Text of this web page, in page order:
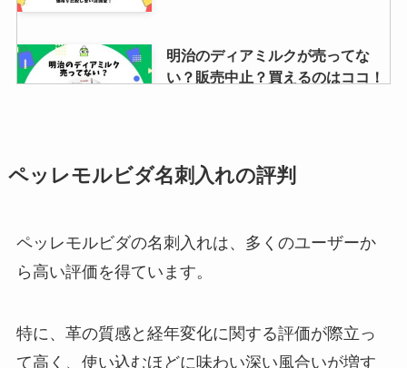
明治のディアミルクが売ってな
い？販売中止？買えるのはココ！
エアドッグは怪しい？消費者庁か
コアラマットレスとエアウィーヴ
おすすめの人を紹介
ペッレモルビダ名刺入れの評判
ペッレモルビダの名刺入れは、多くのユーザーか
ら高い評価を得ています。
特に、革の質感と経年変化に関する評価が際立っ
て高く、使い込むほどに味わい深い風合いが増す